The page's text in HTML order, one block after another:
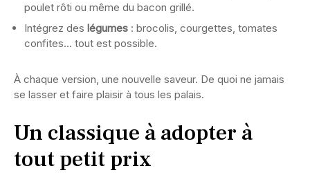
poulet rôti ou même du bacon grillé.
Intégrez des légumes : brocolis, courgettes, tomates
confites… tout est possible.
À chaque version, une nouvelle saveur. De quoi ne jamais
se lasser et faire plaisir à tous les palais.
Un classique à adopter à
tout petit prix